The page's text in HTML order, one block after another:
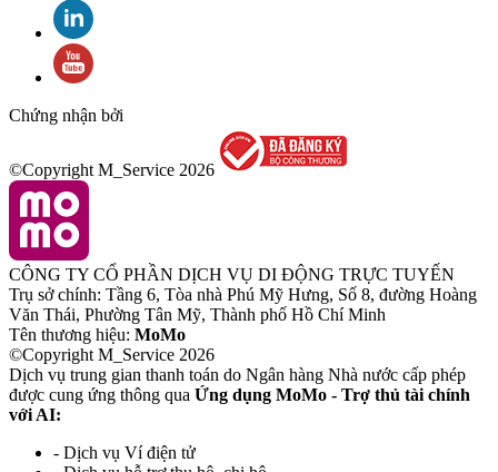
Chứng nhận bởi
©Copyright M_Service 2026
CÔNG TY CỔ PHẦN DỊCH VỤ DI ĐỘNG TRỰC TUYẾN
Trụ sở chính: Tầng 6, Tòa nhà Phú Mỹ Hưng, Số 8, đường Hoàng
Văn Thái, Phường Tân Mỹ, Thành phố Hồ Chí Minh
Tên thương hiệu: MoMo
©Copyright M_Service 2026
Dịch vụ trung gian thanh toán do Ngân hàng Nhà nước cấp phép
được cung ứng thông qua Ứng dụng MoMo - Trợ thủ tài chính
với AI:
- Dịch vụ Ví điện tử